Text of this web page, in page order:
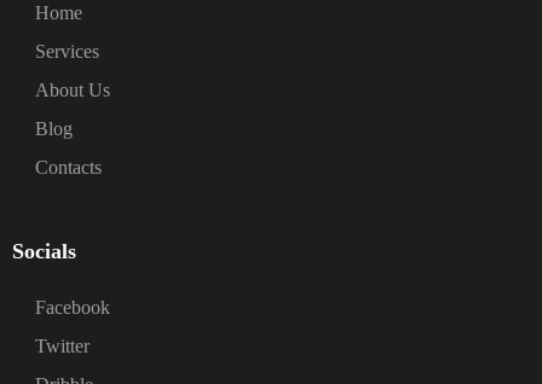
Home
Services
About Us
Blog
Contacts
Socials
Facebook
Twitter